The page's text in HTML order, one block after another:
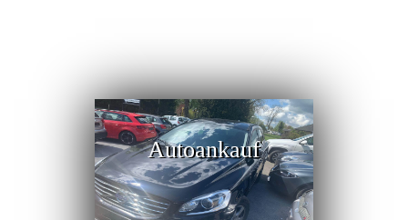
Autoankauf